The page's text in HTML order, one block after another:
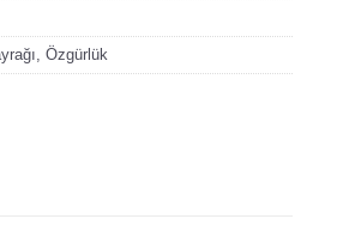
,Özgürlük